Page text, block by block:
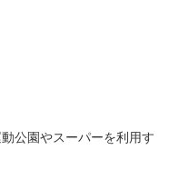
公園やスーパーを利用す